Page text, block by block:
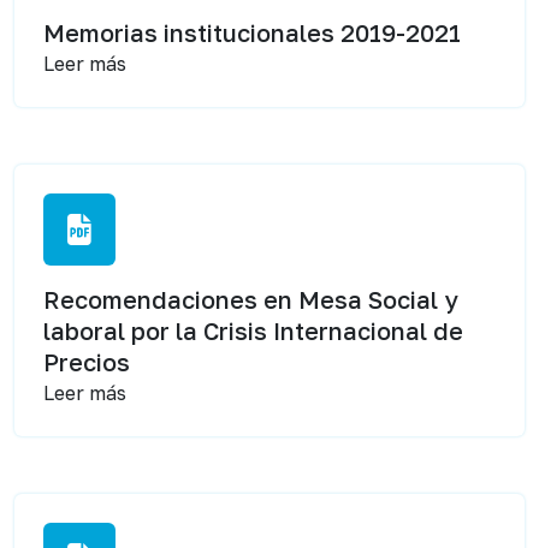
Memorias institucionales 2019-2021
Leer más
Recomendaciones en Mesa Social y
laboral por la Crisis Internacional de
Precios
Leer más